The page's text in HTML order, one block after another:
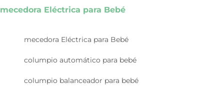
mecedora Eléctrica para Bebé
mecedora Eléctrica para Bebé
columpio automático para bebé
columpio balanceador para bebé